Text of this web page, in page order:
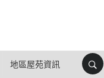
地區屋苑資訊